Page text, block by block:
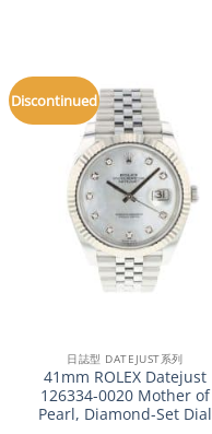
Discontinued
日誌型 DATEJUST系列
41mm ROLEX Datejust
126334-0020 Mother of
Pearl, Diamond-Set Dial